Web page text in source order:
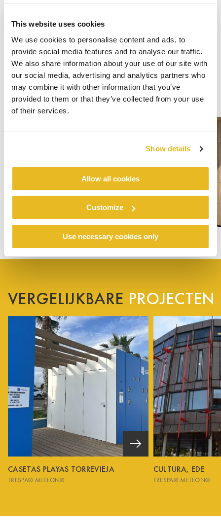
This website uses cookies
We use cookies to personalise content and ads, to
provide social media features and to analyse our traffic.
We also share information about your use of our site with
our social media, advertising and analytics partners who
may combine it with other information that you’ve
provided to them or that they’ve collected from your use
of their services.
Show details
Allow all cookies
Customize
Use necessary cookies only
VERGELIJKBARE PROJECTEN
CASETAS PLAYAS TORREVIEJA
TRESPA® METEON®
CULTURA, EDE
TRESPA® METEON®